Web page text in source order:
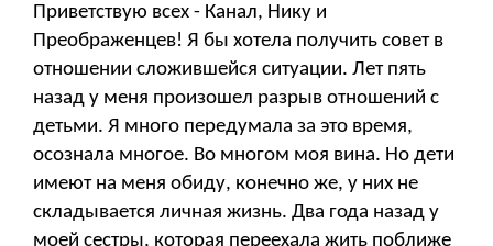
Приветствую всех - Канал, Нику и
Преображенцев! Я бы хотела получить совет в
отношении сложившейся ситуации. Лет пять
назад у меня произошел разрыв отношений с
детьми. Я много передумала за это время,
осознала многое. Во многом моя вина. Но дети
имеют на меня обиду, конечно же, у них не
складывается личная жизнь. Два года назад у
моей сестры, которая переехала жить поближе